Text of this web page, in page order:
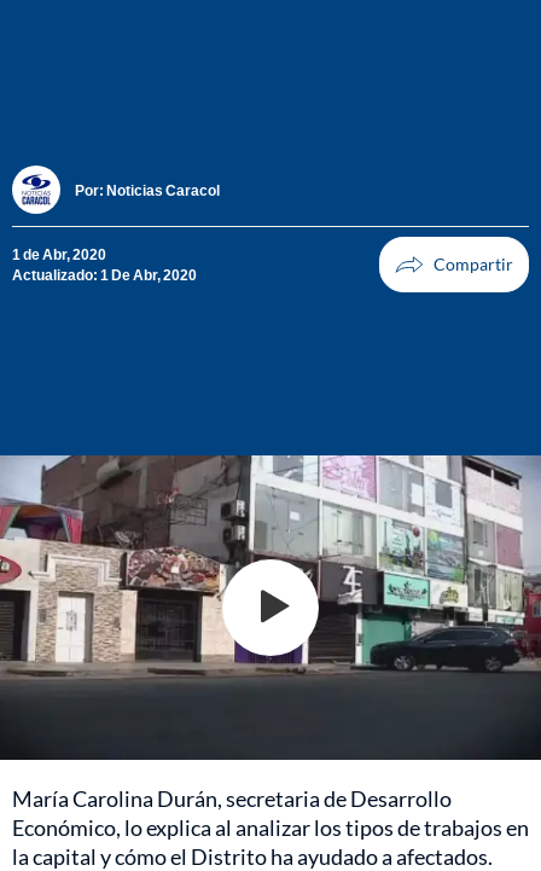
Por: Noticias Caracol
1 de Abr, 2020
Actualizado: 1 De Abr, 2020
María Carolina Durán, secretaria de Desarrollo
Económico, lo explica al analizar los tipos de trabajos en
la capital y cómo el Distrito ha ayudado a afectados.